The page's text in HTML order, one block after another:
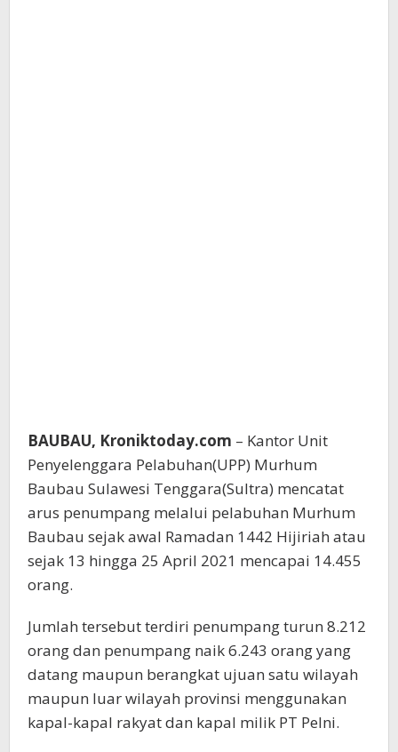
BAUBAU, Kroniktoday.com – Kantor Unit
Penyelenggara Pelabuhan(UPP) Murhum
Baubau Sulawesi Tenggara(Sultra) mencatat
arus penumpang melalui pelabuhan Murhum
Baubau sejak awal Ramadan 1442 Hijiriah atau
sejak 13 hingga 25 April 2021 mencapai 14.455
orang.
Jumlah tersebut terdiri penumpang turun 8.212
orang dan penumpang naik 6.243 orang yang
datang maupun berangkat ujuan satu wilayah
maupun luar wilayah provinsi menggunakan
kapal-kapal rakyat dan kapal milik PT Pelni.